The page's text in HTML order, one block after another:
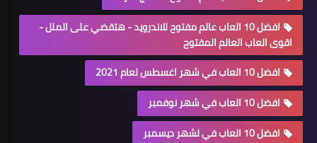
افضل 10 العاب عالم مفتوح للاندرويد - هتقضي على الملل -
اقوى العاب العالم المفتوح
افضل 10 العاب في شهر اغسطس لعام 2021
افضل 10 العاب في شهر نوفمبر
افضل 10 العاب في لشهر ديسمبر